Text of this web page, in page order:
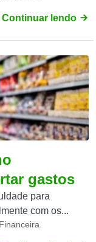
Continuar lendo
gastos
para
com os...